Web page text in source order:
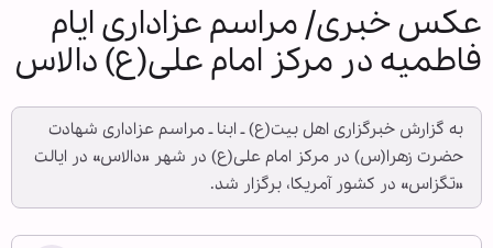
عکس خبری/ مراسم عزاداری ایام
فاطمیه در مرکز امام علی(ع) دالاس
به گزارش خبرگزاری اهل بیت(ع) ـ ابنا ـ مراسم عزاداری شهادت
حضرت زهرا(س) در مرکز امام علی(ع) در شهر «دالاس» در ایالت
«تگزاس» در کشور آمریکا، برگزار شد.